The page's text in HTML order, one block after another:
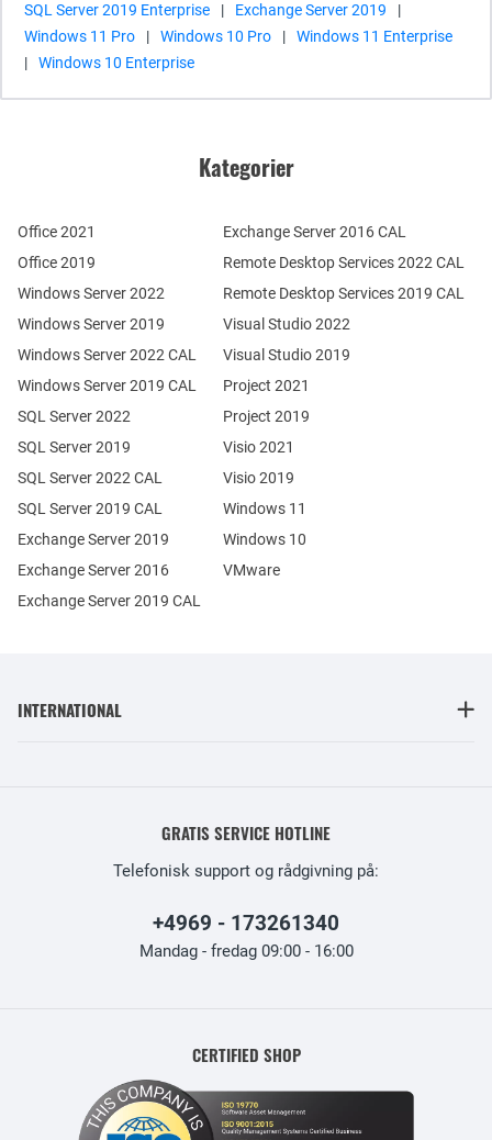
SQL Server 2019 Enterprise
| Exchange Server 2019
|
Windows 11 Pro
| Windows 10 Pro |
Windows 11 Enterprise
|
Windows 10 Enterprise
Kategorier
Office 2021
Office 2019
Windows Server 2022
Windows Server 2019
Exchange Server 2019
Exchange Server 2016
SQL Server 2022
SQL Server 2019
Windows Server 2022 CAL
Windows Server 2019 CAL
SQL Server 2022 CAL
SQL Server 2019 CAL
Remote Desktop Services 2022 CAL
Remote Desktop Services 2019 CAL
Exchange Server 2019 CAL
Exchange Server 2016 CAL
Visual Studio 2022
Visual Studio 2019
Project 2021
Project 2019
Visio 2021
Visio 2019
Windows 11
Windows 10
VMware
INTERNATIONAL
GRATIS SERVICE HOTLINE
Telefonisk support og rådgivning på:
+4969 - 173261340
Mandag - fredag 09:00 - 16:00
CERTIFIED SHOP